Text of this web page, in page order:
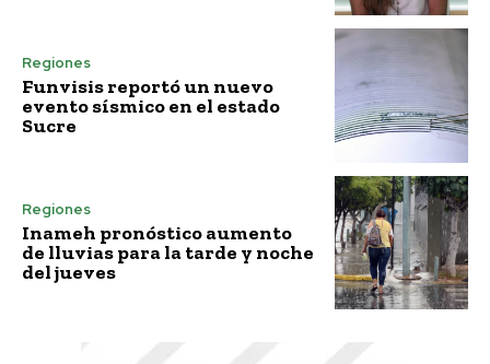
Regiones
Funvisis reportó un nuevo
evento sísmico en el estado
Sucre
Regiones
Inameh pronóstico aumento
de lluvias para la tarde y noche
del jueves